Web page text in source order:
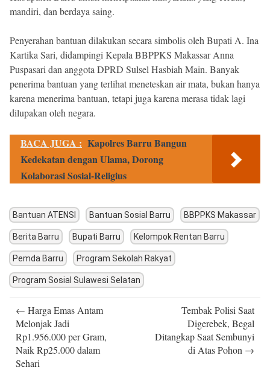
mandiri, dan berdaya saing.
Penyerahan bantuan dilakukan secara simbolis oleh Bupati A. Ina
Kartika Sari, didampingi Kepala BBPPKS Makassar Anna
Puspasari dan anggota DPRD Sulsel Hasbiah Main. Banyak
penerima bantuan yang terlihat meneteskan air mata, bukan hanya
karena menerima bantuan, tetapi juga karena merasa tidak lagi
dilupakan oleh negara.
BACA JUGA : Kapolres Barru Bangun
Kedekatan dengan Ulama, Dorong
Kolaborasi Sosial-Religius
Bantuan ATENSI Bantuan Sosial Barru BBPPKS Makassar
Berita Barru Bupati Barru Kelompok Rentan Barru
Pemda Barru Program Sekolah Rakyat
Program Sosial Sulawesi Selatan
navigation
← Harga Emas Antam
Melonjak Jadi
Rp1.956.000 per Gram,
Naik Rp25.000 dalam
Sehari
Tembak Polisi Saat
Digerebek, Begal
Ditangkap Saat Sembunyi
di Atas Pohon →